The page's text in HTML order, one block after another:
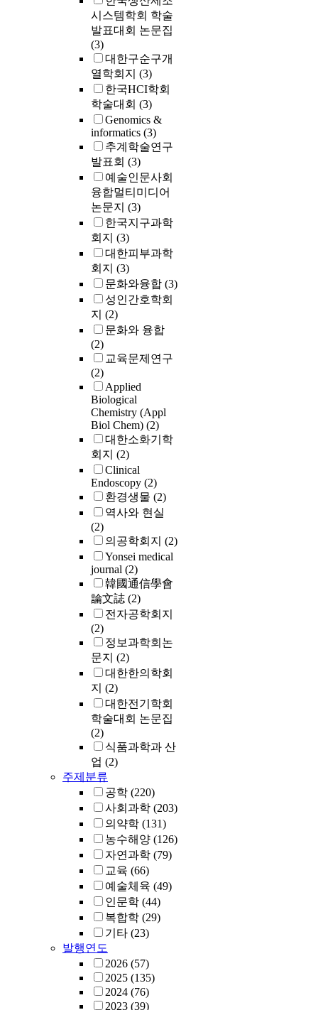
시스템학회 학술
발표대회 논문집
(3)
대한구순구개
열학회지 (3)
한국HCI학회
학술대회 (3)
Genomics &
informatics (3)
추계학술연구
발표회 (3)
예술인문사회
융합멀티미디어
논문지 (3)
한국지구과학
회지 (3)
대한피부과학
회지 (3)
문화와융합 (3)
성인간호학회
지 (2)
문화와 융합
(2)
교육문제연구
(2)
Applied
Biological
Chemistry (Appl
Biol Chem) (2)
대한소화기학
회지 (2)
Clinical
Endoscopy (2)
환경생물 (2)
역사와 현실
(2)
의공학회지 (2)
Yonsei medical
journal (2)
韓國通信學會
論文誌 (2)
전자공학회지
(2)
정보과학회논
문지 (2)
대한한의학회
지 (2)
대한전기학회
학술대회 논문집
(2)
식품과학과 산
업 (2)
주제분류
공학 (220)
사회과학 (203)
의약학 (131)
농수해양 (126)
자연과학 (79)
교육 (66)
예술체육 (49)
인문학 (44)
복합학 (29)
기타 (23)
발행연도
2026 (57)
2025 (135)
2024 (76)
2023 (39)